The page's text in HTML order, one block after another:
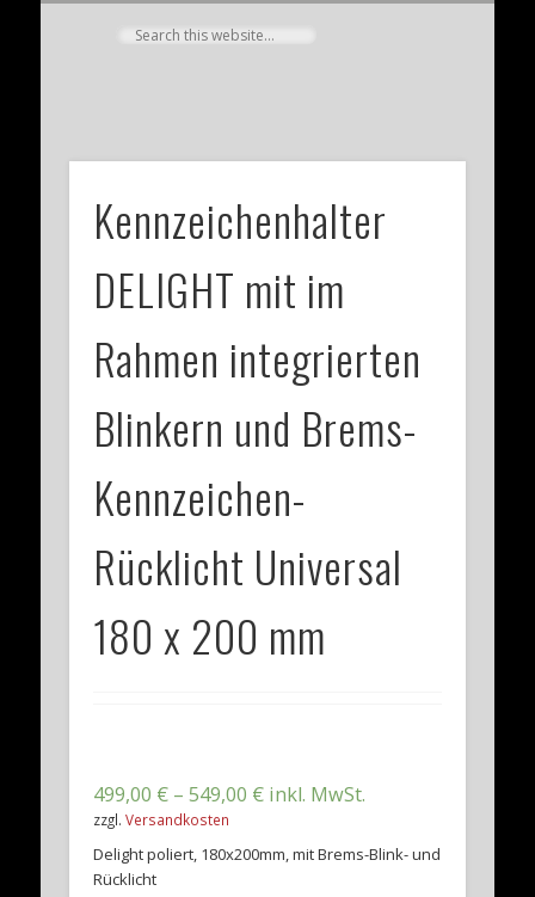
Dr. Mechanik
Kennzeichenhalter
DELIGHT mit im
Rahmen integrierten
Blinkern und Brems-
Kennzeichen-
Rücklicht Universal
180 x 200 mm
499,00 € –549,00 € inkl. MwSt.
zzgl.Versandkosten
Delight poliert, 180x200mm, mit Brems-Blink- und
Rücklicht